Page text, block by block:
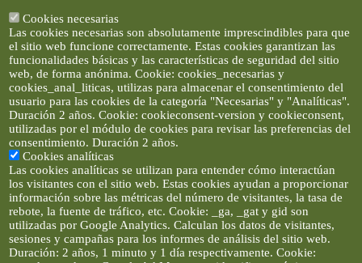
Cookies necesarias
Las cookies necesarias son absolutamente imprescindibles para que
el sitio web funcione correctamente. Estas cookies garantizan las
funcionalidades básicas y las características de seguridad del sitio
web, de forma anónima. Cookie: cookies_necesarias y
cookies_anal_liticas, utilizas para almacenar el consentimiento del
usuario para las cookies de la categoría "Necesarias" y "Analíticas".
Duración 2 años. Cookie: cookieconsent-version y cookieconsent,
utilizadas por el módulo de cookies para revisar las preferencias del
consentimiento. Duración 2 años.
Cookies analíticas
Las cookies analíticas se utilizan para entender cómo interactúan
los visitantes con el sitio web. Estas cookies ayudan a proporcionar
información sobre las métricas del número de visitantes, la tasa de
rebote, la fuente de tráfico, etc. Cookie: _ga, _gat y gid son
utilizadas por Google Analytics. Calculan los datos de visitantes,
sesiones y campañas para los informes de análisis del sitio web.
Duración: 2 años, 1 minuto y 1 día respectivamente. Cookie: